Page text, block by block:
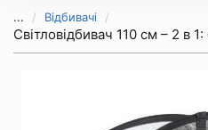
... Відбивачі
Світловідбивач 110 см – 2 в